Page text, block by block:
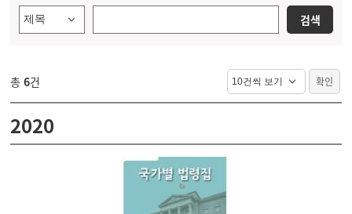
총6건
2020